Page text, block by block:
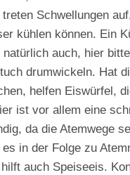
Schwellungen
kühlen können. Ein
auch, hier
drumwickeln. Hat
helfen Eiswürfel,
ist vor allem eine
da die Atemwege
in der Folge zu
auch Speiseeis.